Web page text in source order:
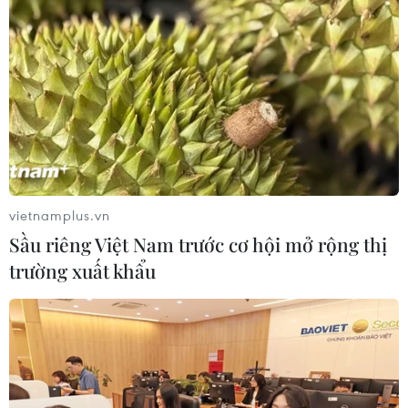
Đột phá dùng ánh sáng "đánh thức"
tế bào ung thư ngủ đông
06/07/2026 02:08
Australia thử nghiệm liệu pháp tế
bào gốc mới điều trị bệnh Parkinson
02/07/2026 09:08
Biến phế phẩm bông thành "lá chắn"
cho di sản hàng nghìn năm tuổi
30/06/2026 08:36
vietnamplus.vn
Sầu riêng Việt Nam trước cơ hội mở rộng thị
trường xuất khẩu